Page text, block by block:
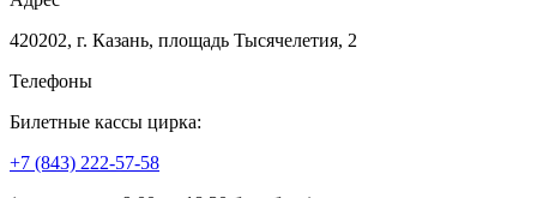
420202, г. Казань, площадь Тысячелетия, 2
Телефоны
Билетные кассы цирка:
+7 (843) 222-57-58